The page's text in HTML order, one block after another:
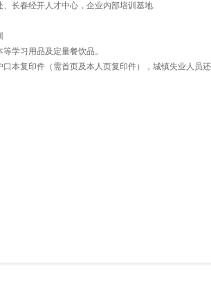
长春经开人才中心，企业内部培训基地
学习用品及定量餐饮品。
本复印件（需首页及本人页复印件），城镇失业人员